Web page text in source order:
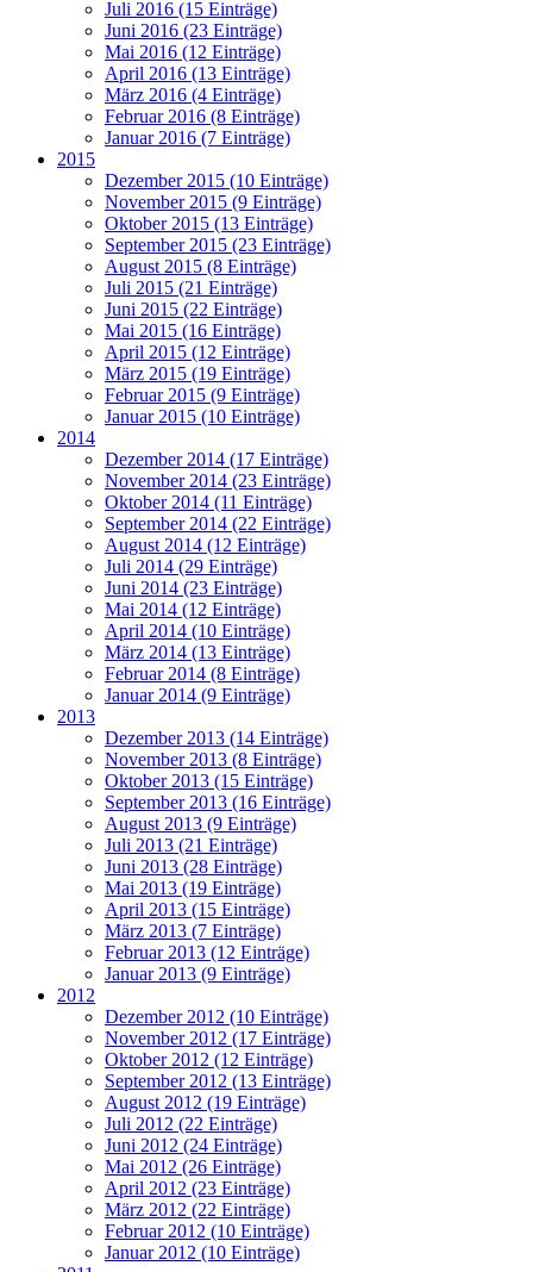
Juli 2016 (15 Einträge)
Juni 2016 (23 Einträge)
Mai 2016 (12 Einträge)
April 2016 (13 Einträge)
März 2016 (4 Einträge)
Februar 2016 (8 Einträge)
Januar 2016 (7 Einträge)
2015
Dezember 2015 (10 Einträge)
November 2015 (9 Einträge)
Oktober 2015 (13 Einträge)
September 2015 (23 Einträge)
August 2015 (8 Einträge)
Juli 2015 (21 Einträge)
Juni 2015 (22 Einträge)
Mai 2015 (16 Einträge)
April 2015 (12 Einträge)
März 2015 (19 Einträge)
Februar 2015 (9 Einträge)
Januar 2015 (10 Einträge)
2014
Dezember 2014 (17 Einträge)
November 2014 (23 Einträge)
Oktober 2014 (11 Einträge)
September 2014 (22 Einträge)
August 2014 (12 Einträge)
Juli 2014 (29 Einträge)
Juni 2014 (23 Einträge)
Mai 2014 (12 Einträge)
April 2014 (10 Einträge)
März 2014 (13 Einträge)
Februar 2014 (8 Einträge)
Januar 2014 (9 Einträge)
2013
Dezember 2013 (14 Einträge)
November 2013 (8 Einträge)
Oktober 2013 (15 Einträge)
September 2013 (16 Einträge)
August 2013 (9 Einträge)
Juli 2013 (21 Einträge)
Juni 2013 (28 Einträge)
Mai 2013 (19 Einträge)
April 2013 (15 Einträge)
März 2013 (7 Einträge)
Februar 2013 (12 Einträge)
Januar 2013 (9 Einträge)
2012
Dezember 2012 (10 Einträge)
November 2012 (17 Einträge)
Oktober 2012 (12 Einträge)
September 2012 (13 Einträge)
August 2012 (19 Einträge)
Juli 2012 (22 Einträge)
Juni 2012 (24 Einträge)
Mai 2012 (26 Einträge)
April 2012 (23 Einträge)
März 2012 (22 Einträge)
Februar 2012 (10 Einträge)
Januar 2012 (10 Einträge)